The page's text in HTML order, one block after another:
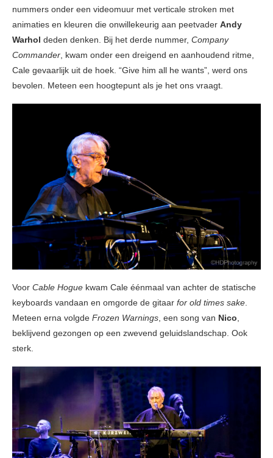
nummers onder een videomuur met verticale stroken met
animaties en kleuren die onwillekeurig aan peetvader Andy
Warhol deden denken. Bij het derde nummer, Company
Commander, kwam onder een dreigend en aanhoudend ritme,
Cale gevaarlijk uit de hoek. “Give him all he wants”, werd ons
bevolen. Meteen een hoogtepunt als je het ons vraagt.
Voor Cable Hogue kwam Cale éénmaal van achter de statische
keyboards vandaan en omgorde de gitaar for old times sake.
Meteen erna volgde Frozen Warnings, een song van Nico,
beklijvend gezongen op een zwevend geluidslandschap. Ook
sterk.